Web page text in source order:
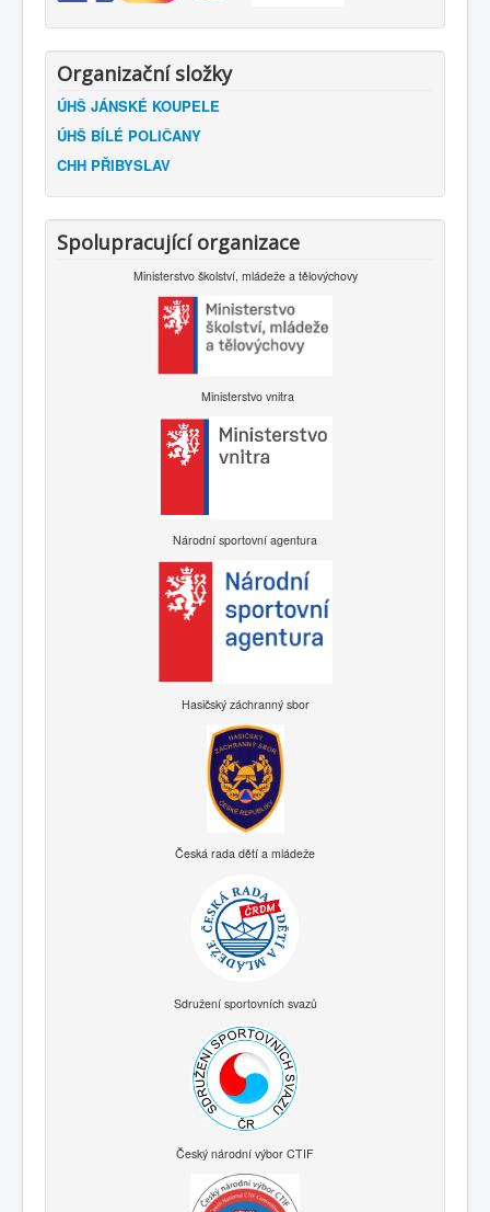
Organizační složky
ÚHŠ JÁNSKÉ KOUPELE
ÚHŠ BÍLÉ POLIČANY
CHH PŘIBYSLAV
Spolupracující organizace
Ministerstvo školství, mládeže a tělovýchovy
Ministerstvo vnitra
Národní sportovní agentura
Hasičský záchranný sbor
Česká rada dětí a mládeže
Sdružení sportovních svazů
Český národní výbor CTIF